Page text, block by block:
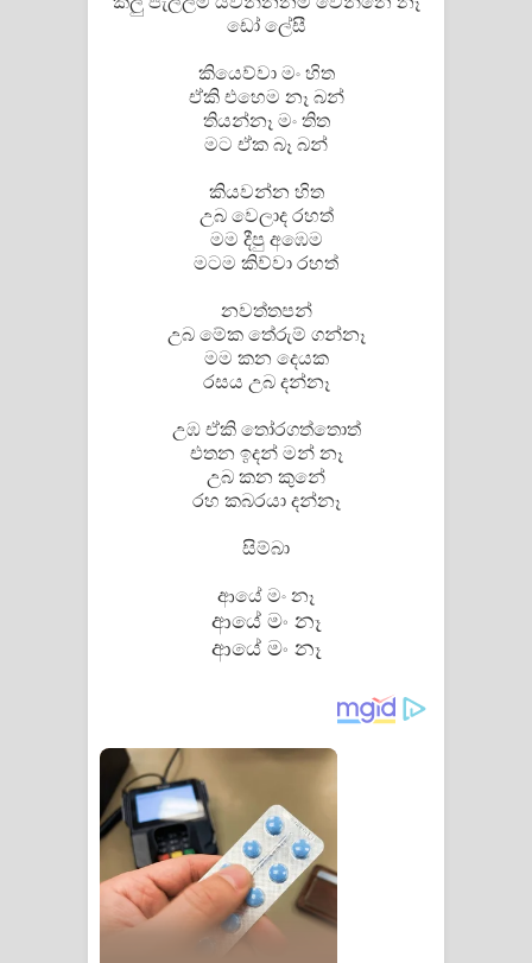
ඩෝ ලේසී
කියෙව්වා මං හිත
ඒකි එහෙම නෑ බන්
තියන්නෑ මං තිත
මට ඒක බෑ බන්
කියවන්න හිත
උබ වෙලාද රහත්
මම දීපු අඹෙම
මටම කිව්වා රහත්
නවත්තපන්
උබ මේක තේරුම් ගන්නෑ
මම කන දෙයක
රසය උබ දන්නෑ
උඹ ඒකි තෝරගත්තොත්
එතන ඉදන් මන් නෑ
උබ කන කුනේ
රහ කබරයා දන්නෑ
සිම්බා
ආයේ මං නෑ
ආයේ මං නෑ
ආයේ මං නෑ